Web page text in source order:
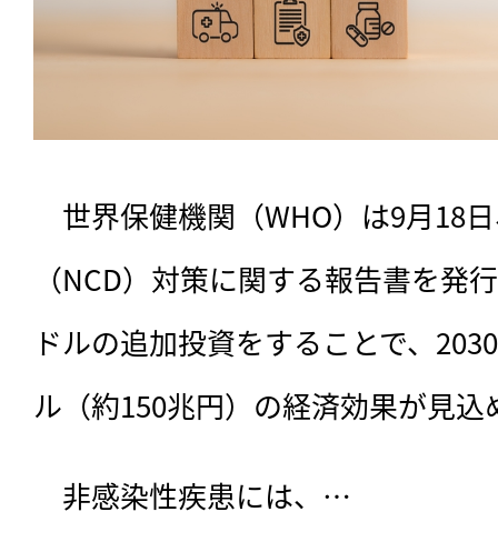
世界保健機関（WHO）は9月18
（NCD）対策に関する報告書を発
ドルの追加投資をすることで、
ル（約150兆円）の経済効果が見
非感染性疾患には、…